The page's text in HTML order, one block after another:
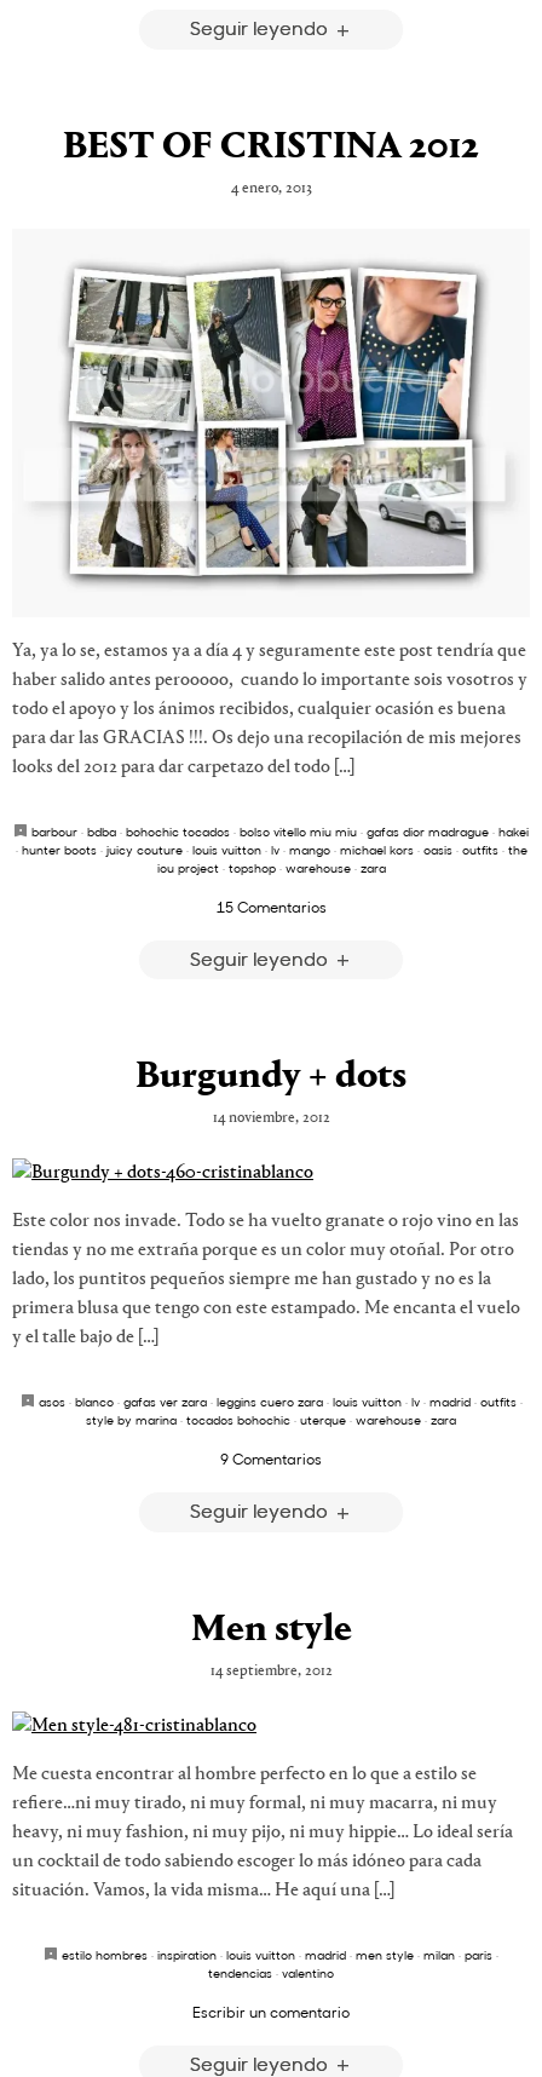
Seguir leyendo
BEST OF CRISTINA 2012
4 enero, 2013
Ya, ya lo se, estamos ya a día 4 y seguramente este post tendría que
haber salido antes perooooo, cuando lo importante sois vosotros y
todo el apoyo y los ánimos recibidos, cualquier ocasión es buena
para dar las GRACIAS !!!. Os dejo una recopilación de mis mejores
looks del 2012 para dar carpetazo del todo […]
barbour · bdba · bohochic tocados · bolso vitello miu miu · gafas dior madrague · hakei
· hunter boots· juicy couture· louis vuitton· lv· mango· michael kors· oasis· outfits· the
iou project· topshop· warehouse· zara
15 Comentarios
Seguir leyendo
Burgundy + dots
14 noviembre, 2012
Este color nos invade. Todo se ha vuelto granate o rojo vino en las
tiendas y no me extraña porque es un color muy otoñal. Por otro
lado, los puntitos pequeños siempre me han gustado y no es la
primera blusa que tengo con este estampado. Me encanta el vuelo
y el talle bajo de […]
asos· blanco· gafas ver zara· leggins cuero zara· louis vuitton· lv· madrid· outfits·
style by marina · tocados bohochic · uterque · warehouse · zara
9 Comentarios
Seguir leyendo
Men style
14 septiembre, 2012
Me cuesta encontrar al hombre perfecto en lo que a estilo se
refiere…ni muy tirado, ni muy formal, ni muy macarra, ni muy
heavy, ni muy fashion, ni muy pijo, ni muy hippie… Lo ideal sería
un cocktail de todo sabiendo escoger lo más idóneo para cada
situación. Vamos, la vida misma… He aquí una […]
estilo hombres · inspiration · louis vuitton · madrid · men style · milan · paris ·
tendencias · valentino
Escribir un comentario
Seguir leyendo